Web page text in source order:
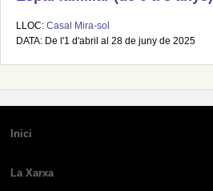
LLOC: Casal Mira-sol
DATA: De l'1 d'abril al 28 de juny de 2025
Inici
La Xarxa